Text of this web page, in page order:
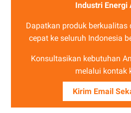
Industri Energi
Dapatkan produk berkualitas
cepat ke seluruh Indonesia
Konsultasikan kebutuhan
melalui kontak
Kirim Email